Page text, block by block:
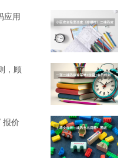
应用
，顾
报价